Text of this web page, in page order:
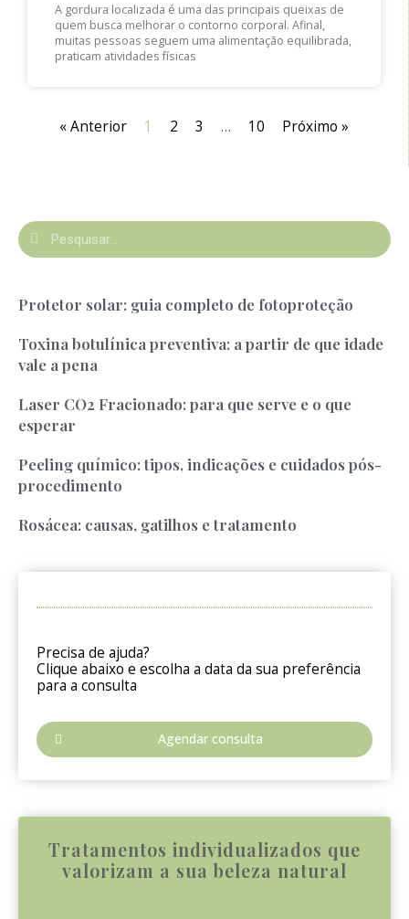
A gordura localizada é uma das principais queixas de
quem busca melhorar o contorno corporal. Afinal,
muitas pessoas seguem uma alimentação equilibrada,
praticam atividades físicas
« Anterior 1 2 3 … 10 Próximo »
Protetor solar: guia completo de fotoproteção
Toxina botulínica preventiva: a partir de que idade
vale a pena
Laser CO2 Fracionado: para que serve e o que
esperar
Peeling químico: tipos, indicações e cuidados pós-
procedimento
Rosácea: causas, gatilhos e tratamento
Precisa de ajuda?
Clique abaixo e escolha a data da sua preferência
para a consulta
Agendar consulta
Tratamentos individualizados que
valorizam a sua beleza natural